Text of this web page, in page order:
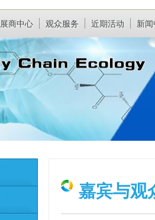
展商中心 观众服务 近期活动 新
嘉宾与观